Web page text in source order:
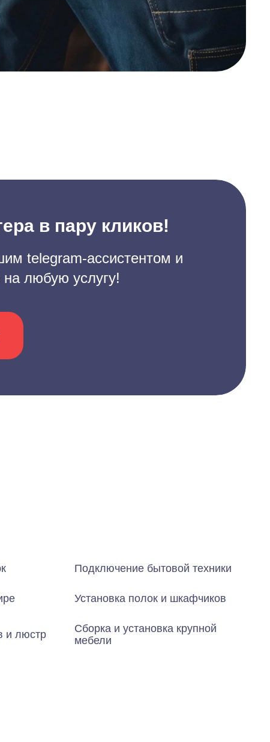
в пару кликов!
telegram-ассистентом и
на любую услугу!
Подключение бытовой техники
Установка полок и шкафчиков
и люстр
Сборка и установка крупной
мебели